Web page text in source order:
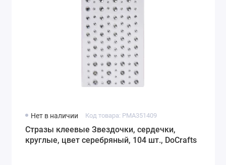
Нет в наличии Код товара: PMA351409
Стразы клеевые Звездочки, сердечки,
круглые, цвет серебряный, 104 шт., DoCrafts